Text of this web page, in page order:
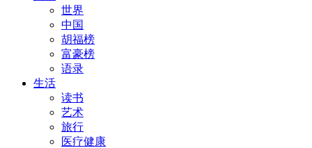
世界
中国
胡福榜
富豪榜
语录
生活
读书
艺术
旅行
医疗健康